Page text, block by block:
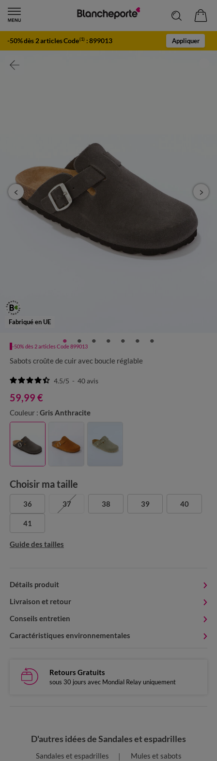
-50% dès 2 articles Code(1) :899013 Appliquer
Fabriqué en UE
-50% dès 2 articles Code 899013
Sabots croûte de cuir avec boucle réglable
4.5/5 - 40avis
59,99 €
Couleur : Gris Anthracite
Choisir ma taille
36 37 38 39 40
41
Guide des tailles
Détails produit
Livraison et retour
Conseils entretien
Caractéristiques environnementales
Retours Gratuits
sous 30 jours avec Mondial Relay uniquement
D'autres idées de Sandales et espadrilles
Sandales et espadrilles Mules et sabots